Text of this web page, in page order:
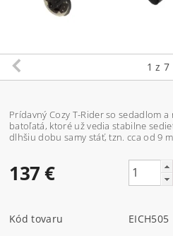
1 z 7
Prídavný Cozy T-Rider so sedadlom
batoľatá, ktoré už vedia stabilne
dlhšiu dobu samy stáť, tzn. cca od 9
137 €
Kód tovaru
EICH505